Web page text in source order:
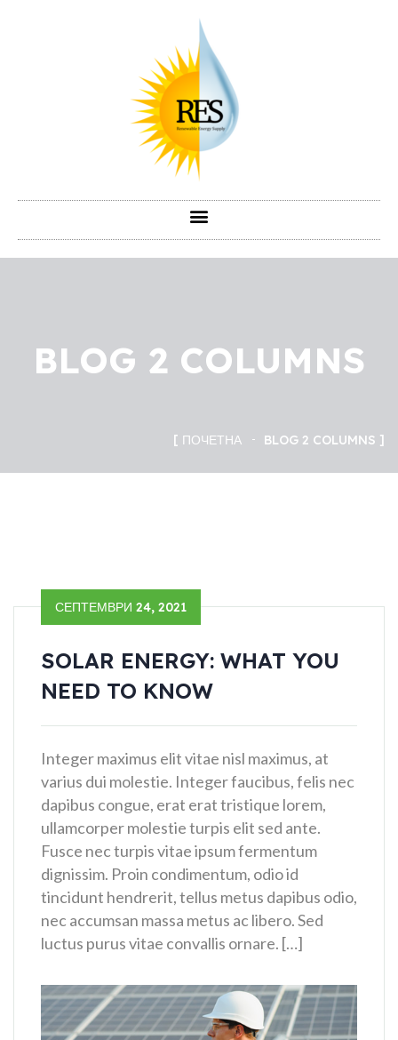
BLOG 2 COLUMNS
ПОЧЕТНА BLOG 2 COLUMNS
СЕПТЕМВРИ 24, 2021
SOLAR ENERGY: WHAT YOU
NEED TO KNOW
Integer maximus elit vitae nisl maximus, at
varius dui molestie. Integer faucibus, felis nec
dapibus congue, erat erat tristique lorem,
ullamcorper molestie turpis elit sed ante.
Fusce nec turpis vitae ipsum fermentum
dignissim. Proin condimentum, odio id
tincidunt hendrerit, tellus metus dapibus odio,
nec accumsan massa metus ac libero. Sed
luctus purus vitae convallis ornare. […]